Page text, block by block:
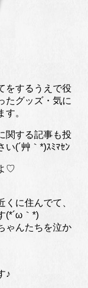
をするうえで役
たグッズ・気に
す。
関する記事も投
(´艸｀*)ｽﾐﾏｾﾝ
♡
に住んでて、
(*´ω｀*)
ゃんたちを泣か
♪